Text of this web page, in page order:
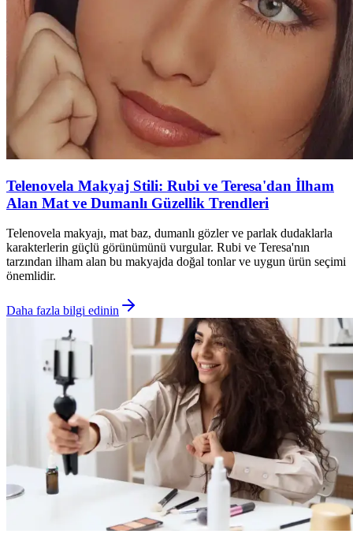
Telenovela Makyaj Stili: Rubi ve Teresa'dan İlham
Alan Mat ve Dumanlı Güzellik Trendleri
Telenovela makyajı, mat baz, dumanlı gözler ve parlak dudaklarla
karakterlerin güçlü görünümünü vurgular. Rubi ve Teresa'nın
tarzından ilham alan bu makyajda doğal tonlar ve uygun ürün seçimi
önemlidir.
Daha fazla bilgi edinin